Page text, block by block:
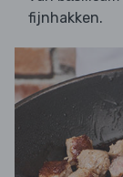
fijnhakken.